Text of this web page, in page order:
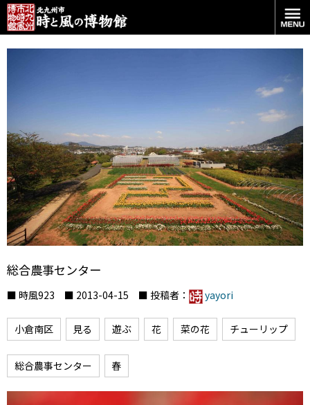
総合農事センター
■ 時風923 ■ 2013-04-15 ■ 投稿者： yayori
小倉南区 見る 遊ぶ 花 菜の花 チューリップ
総合農事センター 春